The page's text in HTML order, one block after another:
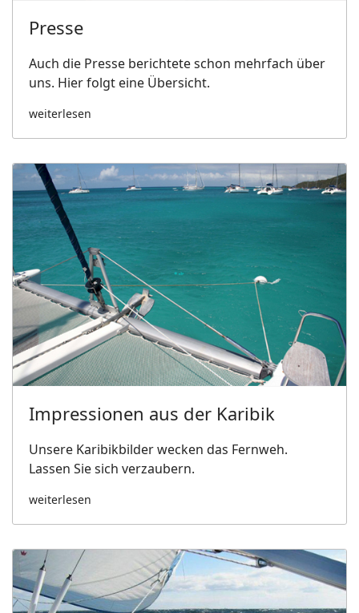
Presse
Auch die Presse berichtete schon mehrfach über
uns. Hier folgt eine Übersicht.
weiterlesen
Impressionen aus der Karibik
Unsere Karibikbilder wecken das Fernweh.
Lassen Sie sich verzaubern.
weiterlesen